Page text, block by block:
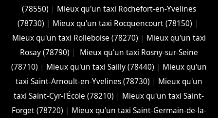
(78550) | Mieux qu'un taxi Rochefort-en-Yvelines
(78730) | Mieux qu'un taxi Rocquencourt (78150) |
Mieux qu'un taxi Rolleboise (78270) | Mieux qu'un taxi
Rosay (78790) |
Mieux qu'un taxi Rosny-sur-Seine
(78710) | Mieux qu'un taxi Sailly (78440) | Mieux qu'un
taxi Saint-Arnoult-en-Yvelines (78730) | Mieux qu'un
taxi Saint-Cyr-l'École (78210) | Mieux qu'un taxi Saint-
Forget (78720) | Mieux qu'un taxi Saint-Germain-de-la-